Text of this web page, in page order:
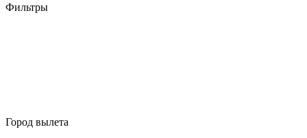
Фильтры
Город вылета